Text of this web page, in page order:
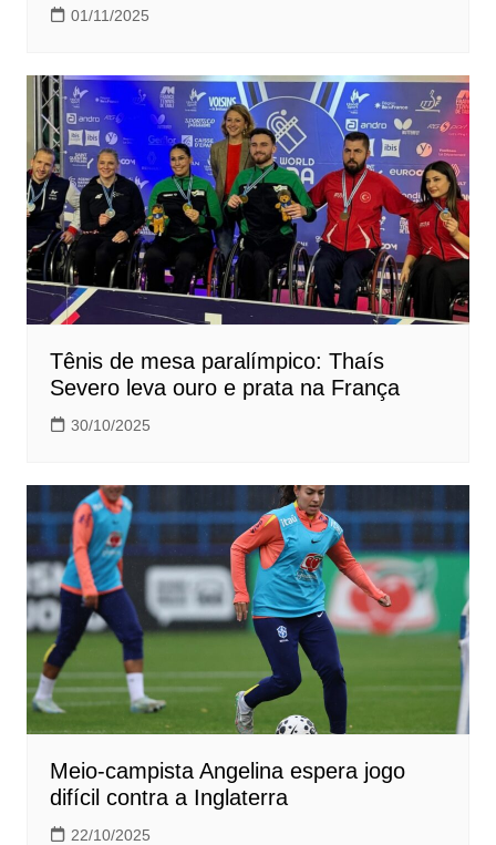
01/11/2025
Tênis de mesa paralímpico: Thaís
Severo leva ouro e prata na França
30/10/2025
Meio-campista Angelina espera jogo
difícil contra a Inglaterra
22/10/2025